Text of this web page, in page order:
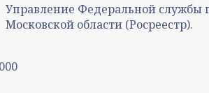
Управление Федеральной службы
Московской области (Росреестр).